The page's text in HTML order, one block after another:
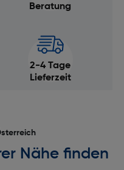
Beratung
2-4 Tage
Lieferzeit
Nähe finden